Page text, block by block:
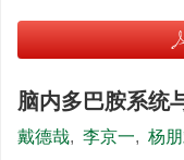
脑内多巴胺系统
戴德哉, 李京一, 杨